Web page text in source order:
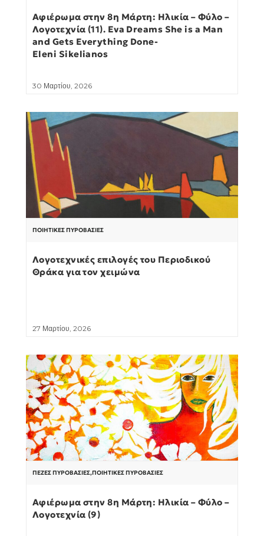
Αφιέρωμα στην 8η Μάρτη: Ηλικία – Φύλο –
Λογοτεχνία (11). Eva Dreams She is a Man
and Gets Everything Done-
Eleni Sikelianos
30 Μαρτίου, 2026
ΠΟΙΗΤΙΚΈΣ ΠΥΡΟΒΑΣΊΕΣ
Λογοτεχνικές επιλογές του Περιοδικού
Θράκα για τον χειμώνα
27 Μαρτίου, 2026
ΠΕΖΈΣ ΠΥΡΟΒΑΣΊΕΣ,ΠΟΙΗΤΙΚΈΣ ΠΥΡΟΒΑΣΊΕΣ
Αφιέρωμα στην 8η Μάρτη: Ηλικία – Φύλο –
Λογοτεχνία (9)